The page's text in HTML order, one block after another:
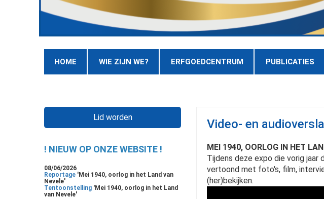
HOME WIE ZIJN WE? ERFGOEDCENTRUM PUBLICATIES
Lid worden
! NIEUW OP ONZE WEBSITE !
08/06/2026
Reportage 'Mei 1940, oorlog in het Land van
Nevele'
Tentoonstelling 'Mei 1940, oorlog in het Land
van Nevele'
Video- en
MEI 1940, OORLOG IN HET
Tijdens deze expo die vorig jaar
vertoond met foto's, film,
(her)bekijken.